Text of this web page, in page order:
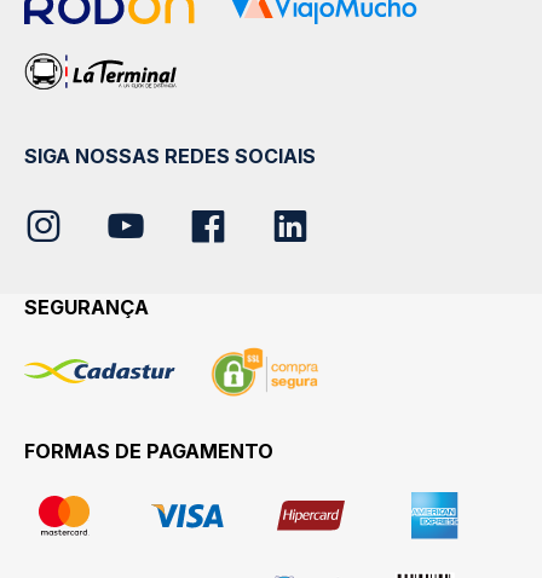
SIGA NOSSAS REDES SOCIAIS
SEGURANÇA
FORMAS DE PAGAMENTO